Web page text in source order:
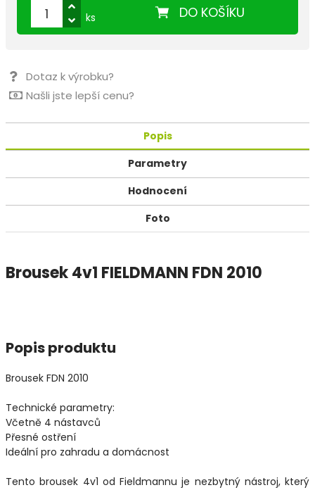
DO KOŠÍKU
ks
Dotaz k výrobku?
Našli jste lepší cenu?
Popis
Parametry
Hodnocení
Foto
Brousek 4v1 FIELDMANN FDN 2010
Popis produktu
Brousek FDN 2010
Technické parametry:
Včetně 4 nástavců
Přesné ostření
Ideální pro zahradu a domácnost
Tento brousek 4v1 od Fieldmannu je nezbytný nástroj, který